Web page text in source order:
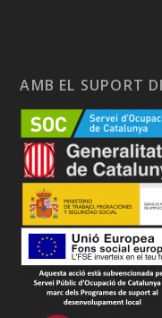
AMB EL SUPORT